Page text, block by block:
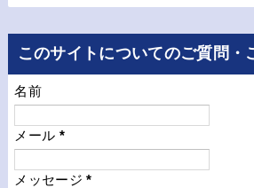
このサイトについてのご質問・
名前
メール *
メッセージ*